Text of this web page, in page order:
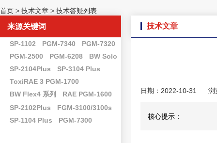
首页 > 技术文章 > 技术答疑列表
来源关键词
SP-1102 PGM-7340
PGM-7320
PGM-2500
PGM-6208
BW Solo
SP-2104Plus
SP-3104 Plus
ToxiRAE 3 PGM-1700
BW Flex4 系列
RAE PGM-1600
SP-2102Plus
FGM-3100/3100s
SP-1104 Plus
PGM-7300
技术文章
日期：2022-10-31 浏
核心提示：